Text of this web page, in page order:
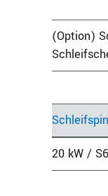
(Option)
20 kW /